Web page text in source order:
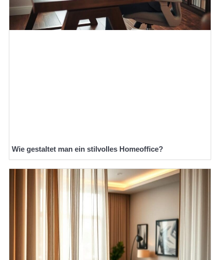
Wie gestaltet man ein stilvolles Homeoffice?